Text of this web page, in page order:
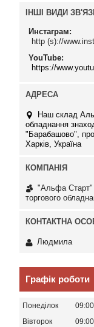
ІНШІ ВИДИ
Инстаграм
http (s)://
YouTube
Наш склад
обладнання
"Барабашово",
Харків, Україна
"Альфа Старт"
торгового
Людмила
Графік роботи
Понеділок 09:00
Вівторок
09:00